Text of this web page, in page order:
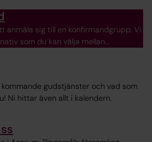
anmäla sig till en konfirmandgrupp. Vi
som du kan välja mellan...
kommande gudstjänster och vad som
Ni hittar även allt i kalendern.